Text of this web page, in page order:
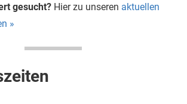
gesucht? Hier zu unseren aktuellen
»